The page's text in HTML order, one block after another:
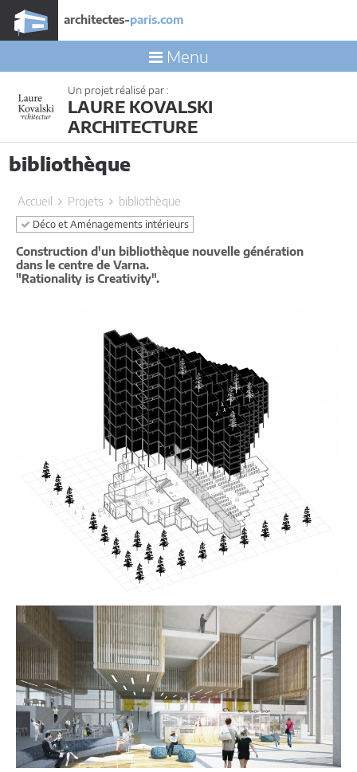
architectes-paris.com
Menu
Un projet réalisé par :
LAURE KOVALSKI
ARCHITECTURE
bibliothèque
Accueil Projets bibliothèque
Déco et Aménagements intérieurs
Construction d'un bibliothèque nouvelle génération
dans le centre de Varna.
"Rationality is Creativity".